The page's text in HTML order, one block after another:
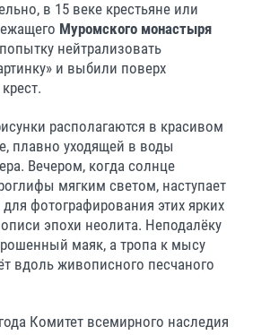
в 15 веке крестьяне или
Муромского монастыря
нейтрализовать
и выбили поверх
располагаются в красивом
плавно уходящей в воды
Вечером, когда солнце
мягким светом, наступает
фотографирования этих ярких
эпохи неолита. Неподалёку
маяк, а тропа к мысу
вдоль живописного песчаного
Комитет всемирного наследия